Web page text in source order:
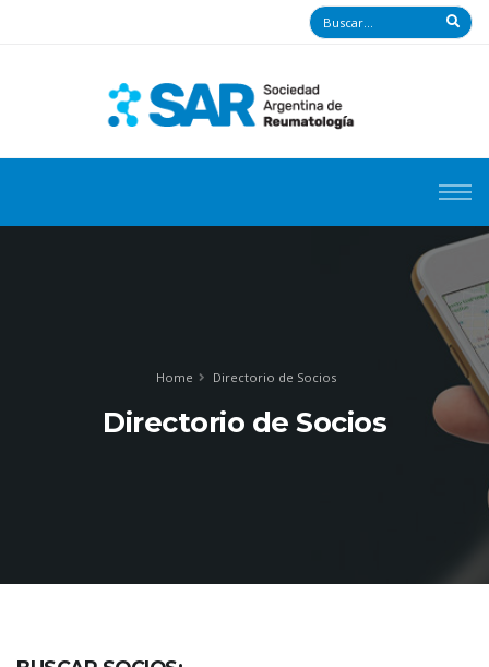
Home Directorio de Socios
Directorio de Socios